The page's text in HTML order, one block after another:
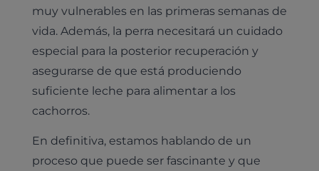
muy vulnerables en las primeras semanas de
vida. Además, la perra necesitará un cuidado
especial para la posterior recuperación y
asegurarse de que está produciendo
suficiente leche para alimentar a los
cachorros.
En definitiva, estamos hablando de un
proceso que puede ser fascinante y que